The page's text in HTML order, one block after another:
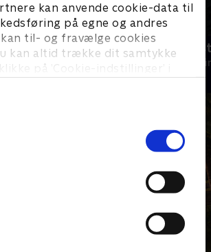
kan anvende cookie-data til
på egne og andres
til- og fravælge cookies
kan altid trække dit samtykke
på ’Cookie-indstillinger’ i
2 sæsoner
Fornyet
Krimi &